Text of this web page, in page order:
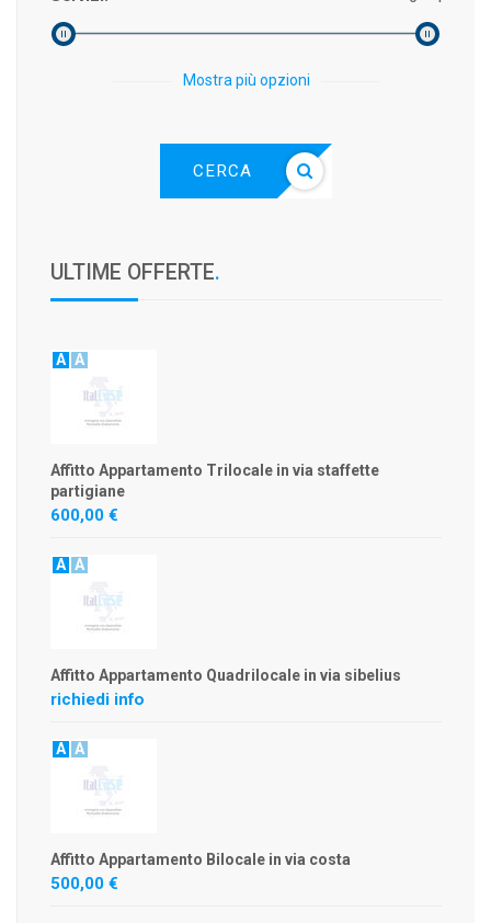
Mostra più opzioni
CERCA
ULTIME OFFERTE.
A A
Affitto Appartamento Trilocale in via staffette
partigiane
600,00 €
A A
Affitto Appartamento Quadrilocale in via sibelius
richiedi info
A A
Affitto Appartamento Bilocale in via costa
500,00 €